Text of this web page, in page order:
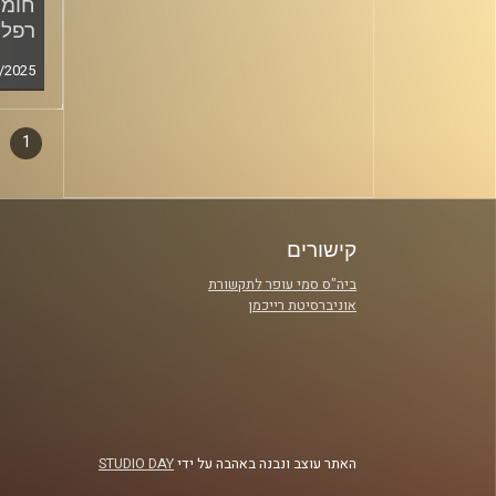
סגירה
1
קישורים
ביה"ס סמי עופר לתקשורת
אוניברסיטת רייכמן
האתר עוצב ונבנה באהבה על ידיSTUDIO DAY